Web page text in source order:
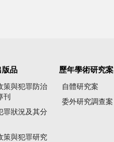
版品
策與犯罪防治
刊
罪狀況及其分
策與犯罪研究
歷年學術研究案
自體研究案
委外研究調查案